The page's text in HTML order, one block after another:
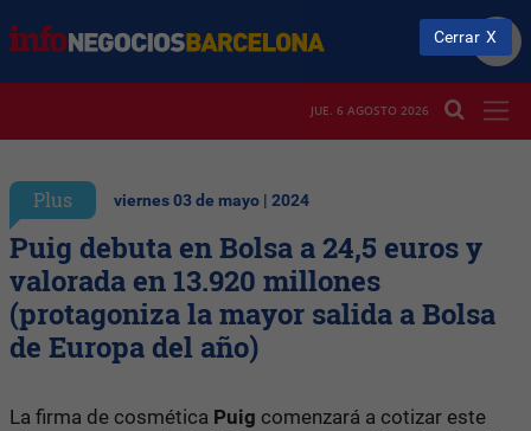
JUE. 6 AGOSTO 2026
Plus viernes 03 de mayo | 2024
Puig debuta en Bolsa a 24,5 euros y
valorada en 13.920 millones
(protagoniza la mayor salida a Bolsa
de Europa del año)
La firma de cosmética Puig comenzará a cotizar este
Cerrar